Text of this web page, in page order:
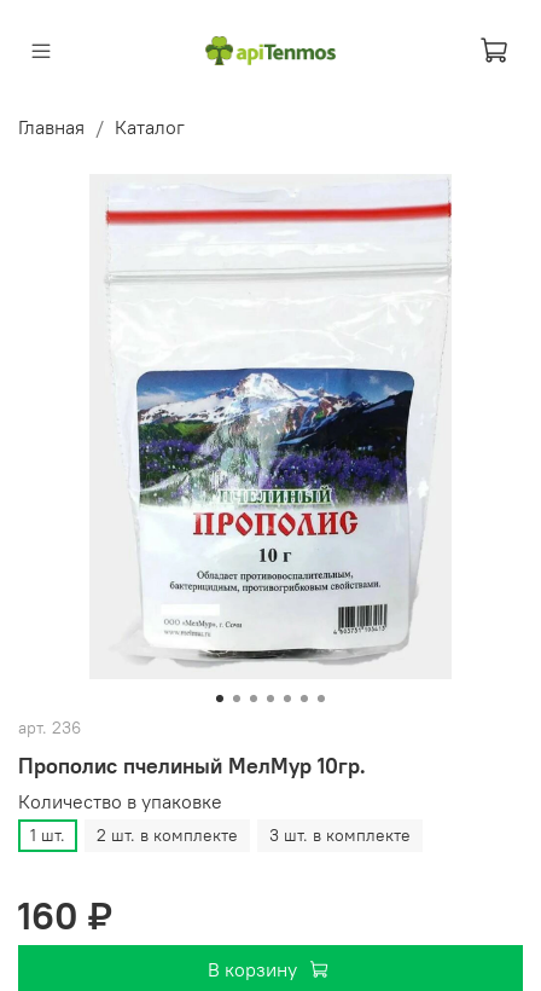
Главная Каталог
арт. 236
Прополис пчелиный МелМур 10гр.
Количество в упаковке
1 шт. 2 шт. в комплекте 3 шт. в комплекте
160 ₽
В корзину